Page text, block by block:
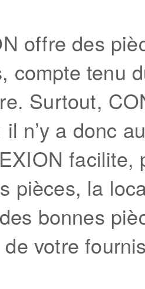
offre des
compte tenu
Surtout,
il n’y a donc
pièces, la
bonnes
votre